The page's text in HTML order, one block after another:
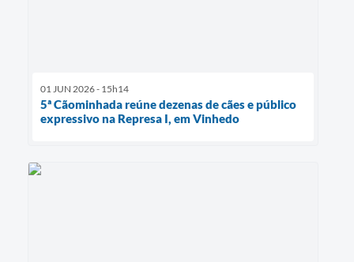
01 JUN 2026 - 15h14
5ª Cãominhada reúne dezenas de cães e público
expressivo na Represa I, em Vinhedo